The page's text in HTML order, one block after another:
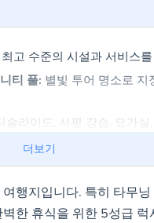
최고 수준의 시설과 서비스
티 풀: 별빛 투어 명소로 지
슬라이드, 서핑 강습, 요가실
:모든 연령대가 만족할 수
더보기
행지입니다. 특히 타무
한 휴식을 위한 5성급